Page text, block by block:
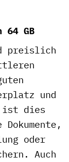
GB
preislich
und
ist dies
oder
Auch